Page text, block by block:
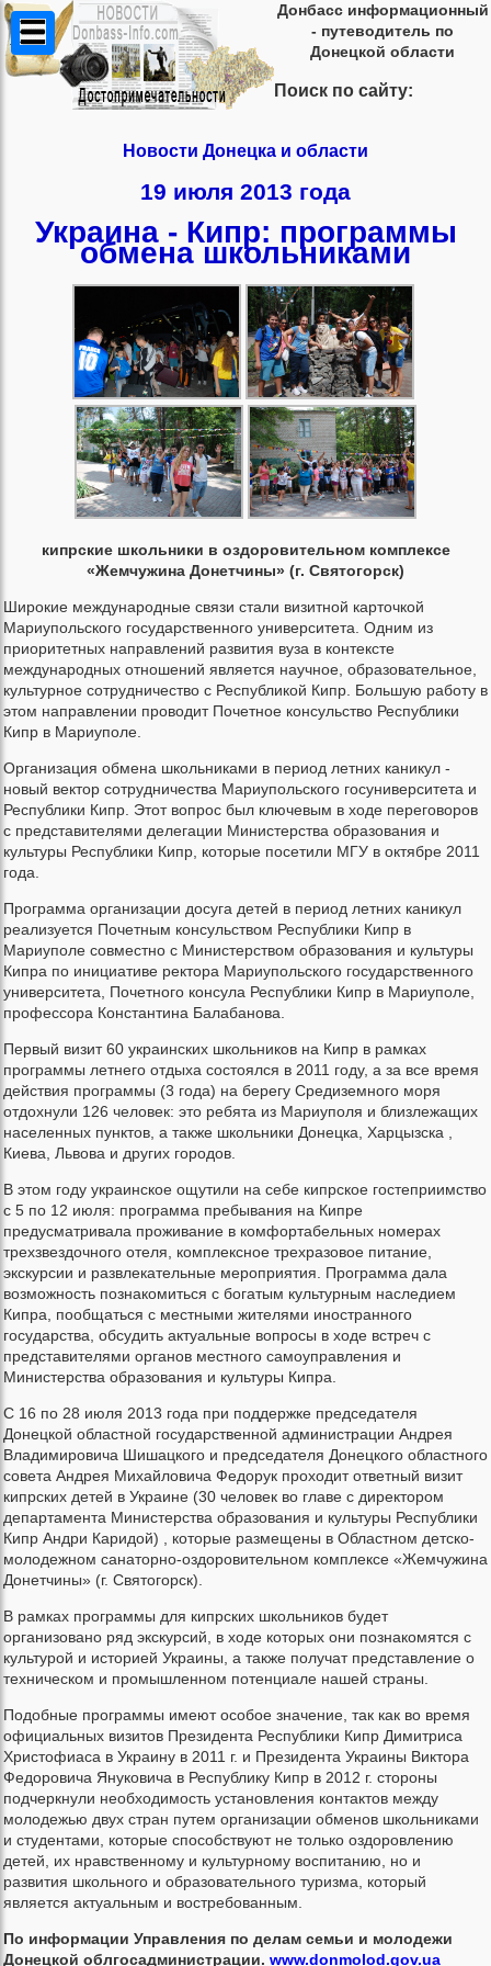
Донбасс информационный
- путеводитель по
Донецкой области
Поиск по сайту:
Новости Донецка и области
19 июля 2013 года
Украина - Кипр: программы
обмена школьниками
кипрские школьники в оздоровительном комплексе
«Жемчужина Донетчины» (г. Святогорск)
Широкие международные связи стали визитной карточкой
Мариупольского государственного университета. Одним из
приоритетных направлений развития вуза в контексте
международных отношений является научное, образовательное,
культурное сотрудничество с Республикой Кипр. Большую работу в
этом направлении проводит Почетное консульство Республики
Кипр в Мариуполе.
Организация обмена школьниками в период летних каникул -
новый вектор сотрудничества Мариупольского госуниверситета и
Республики Кипр. Этот вопрос был ключевым в ходе переговоров
с представителями делегации Министерства образования и
культуры Республики Кипр, которые посетили МГУ в октябре 2011
года.
Программа организации досуга детей в период летних каникул
реализуется Почетным консульством Республики Кипр в
Мариуполе совместно с Министерством образования и культуры
Кипра по инициативе ректора Мариупольского государственного
университета, Почетного консула Республики Кипр в Мариуполе,
профессора Константина Балабанова.
Первый визит 60 украинских школьников на Кипр в рамках
программы летнего отдыха состоялся в 2011 году, а за все время
действия программы (3 года) на берегу Средиземного моря
отдохнули 126 человек: это ребята из Мариуполя и близлежащих
населенных пунктов, а также школьники Донецка, Харцызска ,
Киева, Львова и других городов.
В этом году украинское ощутили на себе кипрское гостеприимство
с 5 по 12 июля: программа пребывания на Кипре
предусматривала проживание в комфортабельных номерах
трехзвездочного отеля, комплексное трехразовое питание,
экскурсии и развлекательные мероприятия. Программа дала
возможность познакомиться с богатым культурным наследием
Кипра, пообщаться с местными жителями иностранного
государства, обсудить актуальные вопросы в ходе встреч с
представителями органов местного самоуправления и
Министерства образования и культуры Кипра.
С 16 по 28 июля 2013 года при поддержке председателя
Донецкой областной государственной администрации Андрея
Владимировича Шишацкого и председателя Донецкого областного
совета Андрея Михайловича Федорук проходит ответный визит
кипрских детей в Украине (30 человек во главе с директором
департамента Министерства образования и культуры Республики
Кипр Андри Каридой) , которые размещены в Областном детско-
молодежном санаторно-оздоровительном комплексе «Жемчужина
Донетчины» (г. Святогорск).
В рамках программы для кипрских школьников будет
организовано ряд экскурсий, в ходе которых они познакомятся с
культурой и историей Украины, а также получат представление о
техническом и промышленном потенциале нашей страны.
Подобные программы имеют особое значение, так как во время
официальных визитов Президента Республики Кипр Димитриса
Христофиаса в Украину в 2011 г. и Президента Украины Виктора
Федоровича Януковича в Республику Кипр в 2012 г. стороны
подчеркнули необходимость установления контактов между
молодежью двух стран путем организации обменов школьниками
и студентами, которые способствуют не только оздоровлению
детей, их нравственному и культурному воспитанию, но и
развития школьного и образовательного туризма, который
является актуальным и востребованным.
По информации Управления по делам семьи и молодежи
Донецкой облгосадминистрации. www.donmolod.gov.ua